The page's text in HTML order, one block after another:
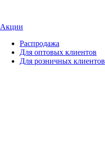
Акции
Распродажа
Для оптовых клиентов
Для розничных клиентов